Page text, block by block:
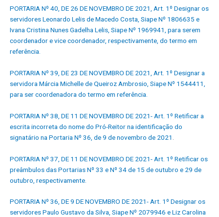
PORTARIA Nº 40, DE 26 DE NOVEMBRO DE 2021, Art. 1º Designar os
servidores Leonardo Lelis de Macedo Costa, Siape Nº 1806635 e
Ivana Cristina Nunes Gadelha Lelis, Siape Nº 1969941, para serem
coordenador e vice coordenador, respectivamente, do termo em
referência.
PORTARIA Nº 39, DE 23 DE NOVEMBRO DE 2021, Art. 1º Designar a
servidora Márcia Michelle de Queiroz Ambrosio, Siape Nº 1544411,
para ser coordenadora do termo em referência.
PORTARIA Nº 38, DE 11 DE NOVEMBRO DE 2021- Art. 1º Retificar a
escrita incorreta do nome do Pró-Reitor na identificação do
signatário na Portaria Nº 36, de 9 de novembro de 2021
PORTARIA Nº 37, DE 11 DE NOVEMBRO DE 2021- Art. 1º Retificar os
preâmbulos das Portarias Nº 33 e Nº 34 de 15 de outubro e 29 de
outubro, respectivamente.
PORTARIA Nº 36, DE 9 DE NOVEMBRO DE 2021- Art. 1º Designar os
servidores Paulo Gustavo da Silva, Siape Nº 2079946 e Liz Carolina